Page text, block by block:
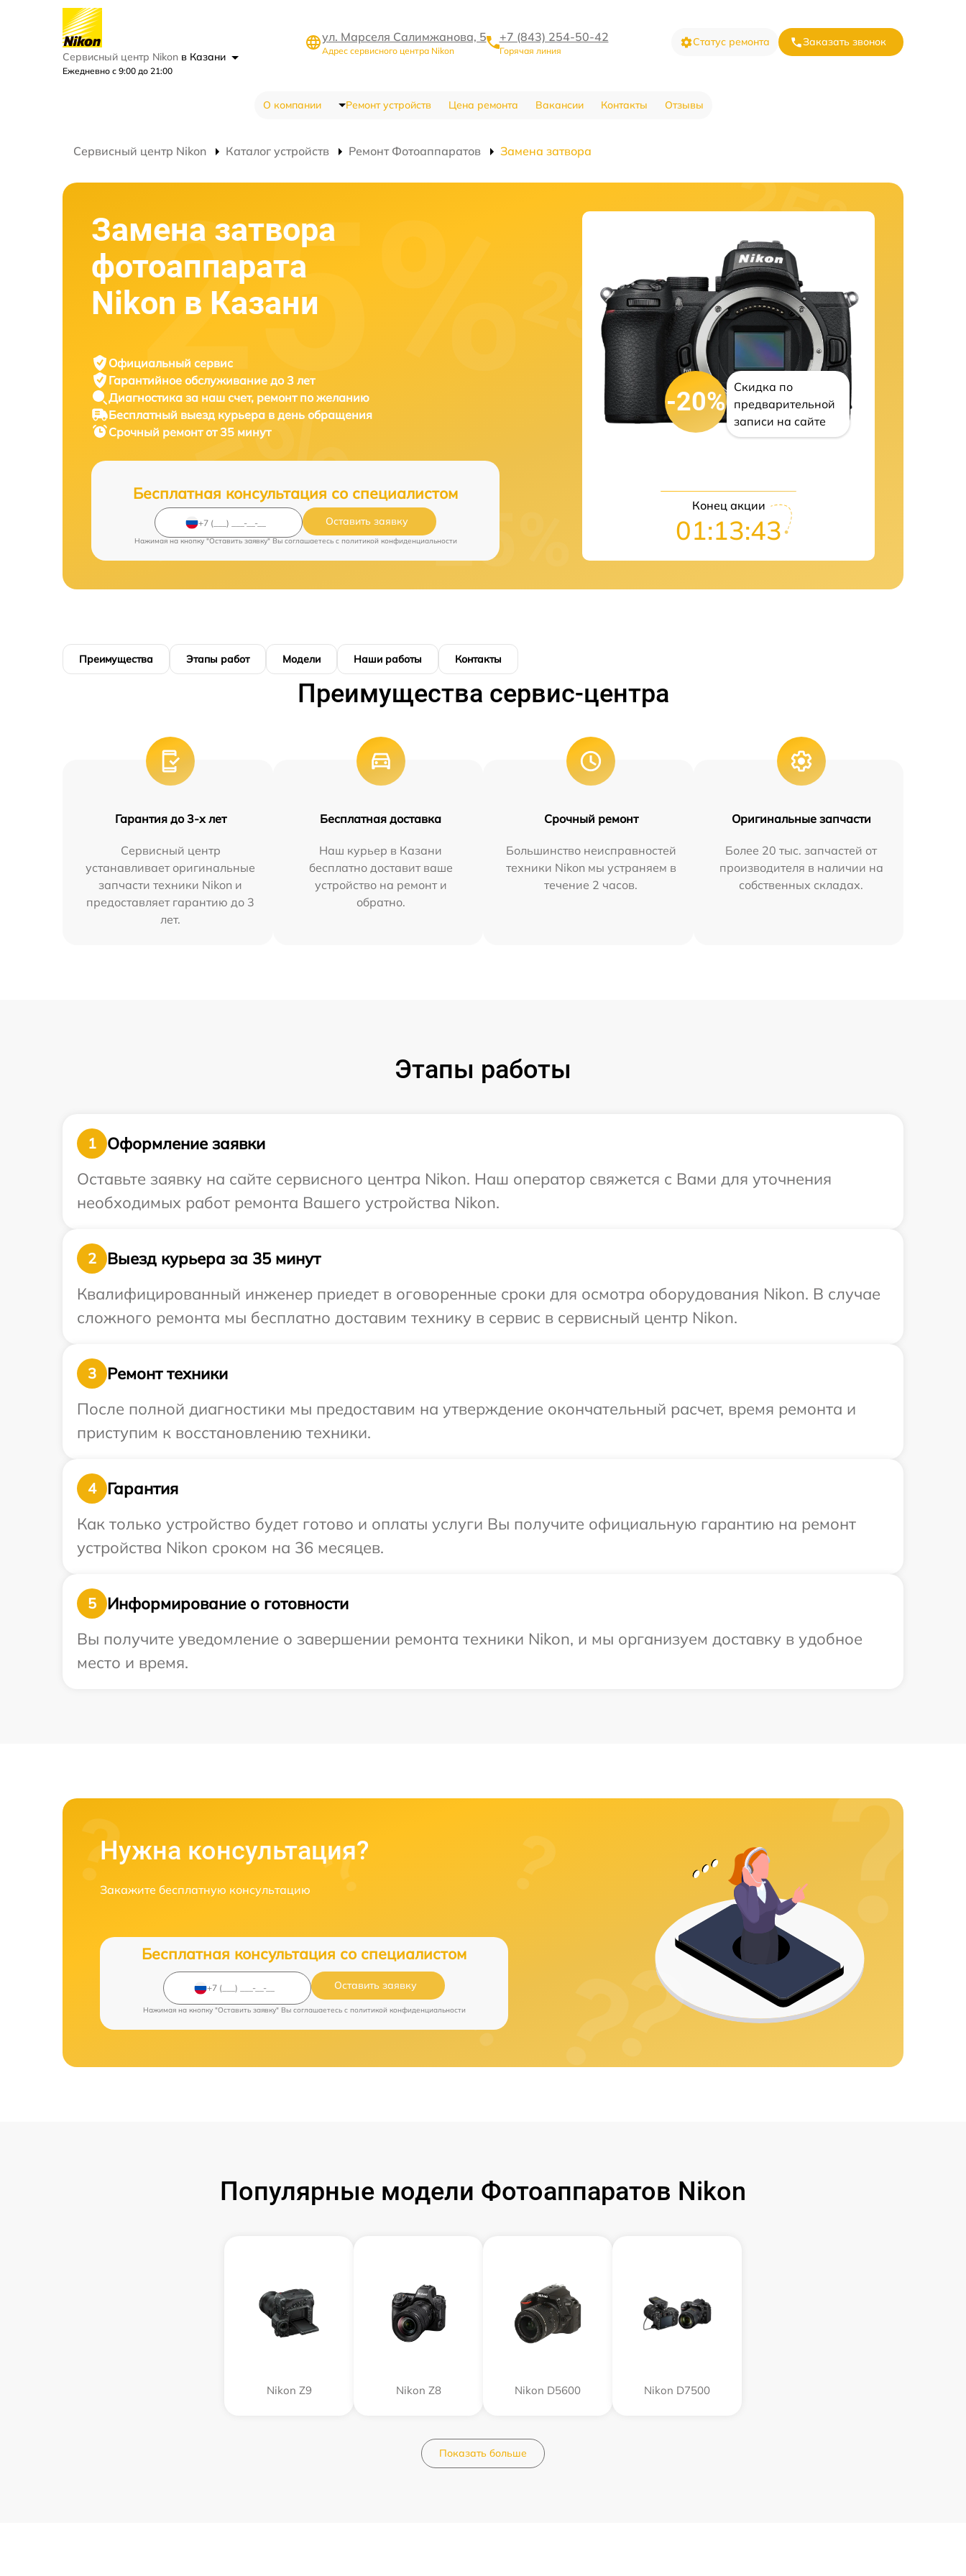
Сервисный центр Nikon в Казани
Ежедневно с 9:00 до 21:00
ул. Марселя Салимжанова, 5
Адрес сервисного центра Nikon
+7 (843) 254-50-42
Горячая линия
Статус ремонта Заказать звонок
О компании Ремонт устройств Цена ремонта Вакансии Контакты Отзывы
Сервисный центр Nikon Каталог устройств Ремонт Фотоаппаратов Замена затвора
Замена затвора
фотоаппарата
Nikon в Казани
Официальный сервис
Гарантийное обслуживание до 3 лет
Диагностика за наш счет, ремонт по желанию
Бесплатный выезд курьера в день обращения
Срочный ремонтот 35 минут
Бесплатная консультация со специалистом
Оставить заявку
Нажимая на кнопку "Оставить заявку" Вы соглашаетесь c политикой конфиденциальности
-20%
Скидка по
предварительной
записи на сайте
Конец акции
01:13:42
Преимущества Этапы работ Модели Наши работы Контакты
Преимущества сервис-центра
Гарантия до 3-х лет
Сервисный центр
устанавливает оригинальные
запчасти техники Nikon и
предоставляет гарантию до 3
лет.
Бесплатная доставка
Наш курьер в Казани
бесплатно доставит ваше
устройство на ремонт и
обратно.
Срочный ремонт
Большинство неисправностей
техники Nikon мы устраняем в
течение 2 часов.
Оригинальные запчасти
Более 20 тыс. запчастей от
производителя в наличии на
собственных складах.
Этапы работы
1
Оформление заявки
Оставьте заявку на сайте сервисного центра Nikon. Наш оператор свяжется с Вами для уточнения
необходимых работ ремонта Вашего устройства Nikon.
2
Выезд курьера за 35 минут
Квалифицированный инженер приедет в оговоренные сроки для осмотра оборудования Nikon. В случае
сложного ремонта мы бесплатно доставим технику в сервис в сервисный центр Nikon.
3
Ремонт техники
После полной диагностики мы предоставим на утверждение окончательный расчет, время ремонта и
приступим к восстановлению техники.
4
Гарантия
Как только устройство будет готово и оплаты услуги Вы получите официальную гарантию на ремонт
устройства Nikon сроком на 36 месяцев.
5
Информирование о готовности
Вы получите уведомление о завершении ремонта техники Nikon, и мы организуем доставку в удобное
место и время.
Нужна консультация?
Закажите бесплатную консультацию
Бесплатная консультация со специалистом
Оставить заявку
Нажимая на кнопку "Оставить заявку" Вы соглашаетесь c политикой конфиденциальности
Популярные модели Фотоаппаратов Nikon
Nikon Z9 Nikon Z8 Nikon D5600 Nikon D7500
Показать больше